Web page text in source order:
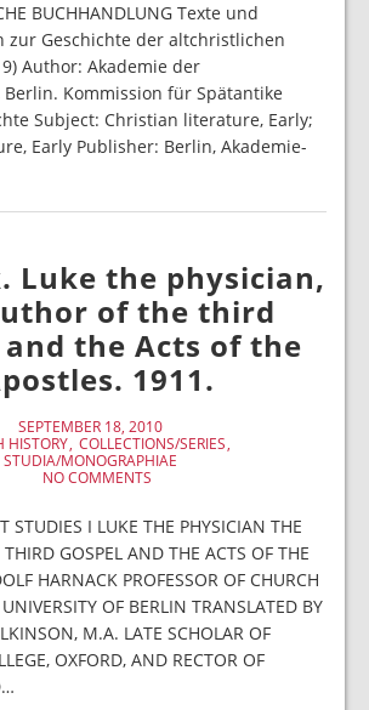
BUCHHANDLUNG Texte und
zur Geschichte der altchristlichen
Author: Akademie der
Berlin. Kommission für Spätantike
Subject: Christian literature, Early;
Early Publisher: Berlin, Akademie-
Luke the physician,
of the third
and the Acts of the
1911.
SEPTEMBER 18, 2010
HISTORY COLLECTIONS/SERIES
STUDIA/MONOGRAPHIAE
NO COMMENTS
STUDIES I LUKE THE PHYSICIAN THE
GOSPEL AND THE ACTS OF THE
HARNACK PROFESSOR OF CHURCH
OF BERLIN TRANSLATED BY
M.A. LATE SCHOLAR OF
OXFORD, AND RECTOR OF